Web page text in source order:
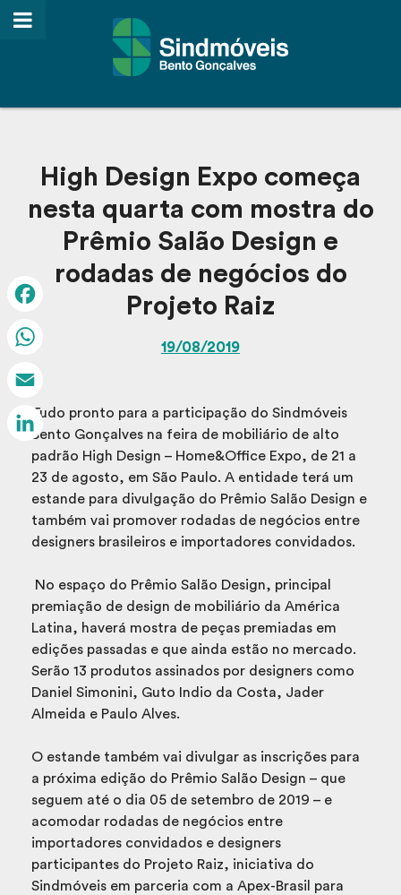
High Design Expo começa
nesta quarta com mostra do
Prêmio Salão Design e
rodadas de negócios do
Projeto Raiz
19/08/2019
Tudo pronto para a participação do Sindmóveis
Bento Gonçalves na feira de mobiliário de alto
padrão High Design – Home&Office Expo, de 21 a
23 de agosto, em São Paulo. A entidade terá um
estande para divulgação do Prêmio Salão Design e
também vai promover rodadas de negócios entre
designers brasileiros e importadores convidados.
No espaço do Prêmio Salão Design, principal
premiação de design de mobiliário da América
Latina, haverá mostra de peças premiadas em
edições passadas e que ainda estão no mercado.
Serão 13 produtos assinados por designers como
Daniel Simonini, Guto Indio da Costa, Jader
Almeida e Paulo Alves.
O estande também vai divulgar as inscrições para
a próxima edição do Prêmio Salão Design – que
seguem até o dia 05 de setembro de 2019 – e
acomodar rodadas de negócios entre
importadores convidados e designers
participantes do Projeto Raiz, iniciativa do
Sindmóveis em parceria com a Apex-Brasil para
Facebook
Email
LinkedIn